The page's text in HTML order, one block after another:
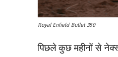
Royal Enfield Bullet 350
पिछले कुछ महीनों से